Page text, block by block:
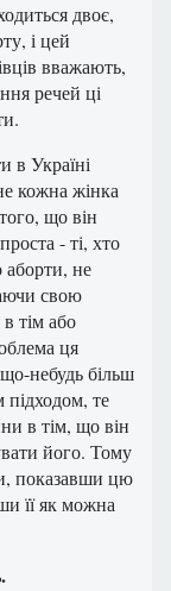
двоє,
і цей
вважають,
речей ці
в Україні
кожна жінка
що він
- ті, хто
не
свою
тім або
ця
небудь більш
те
в тім, що він
його. Тому
показавши цю
її як можна